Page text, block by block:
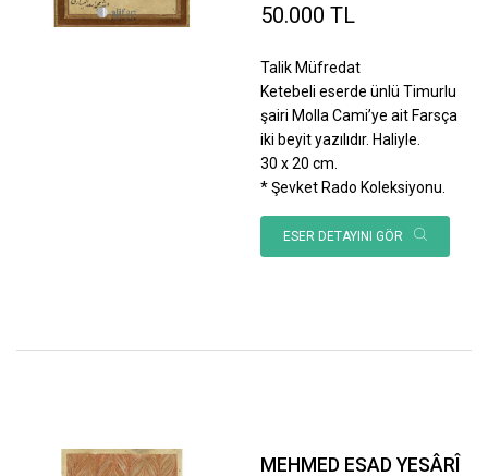
50.000 TL
Talik Müfredat
Ketebeli eserde ünlü Timurlu
şairi Molla Cami’ye ait Farsça
iki beyit yazılıdır. Haliyle.
30 x 20 cm.
* Şevket Rado Koleksiyonu.
ESER DETAYINI GÖR
MEHMED ESAD YESÂRÎ